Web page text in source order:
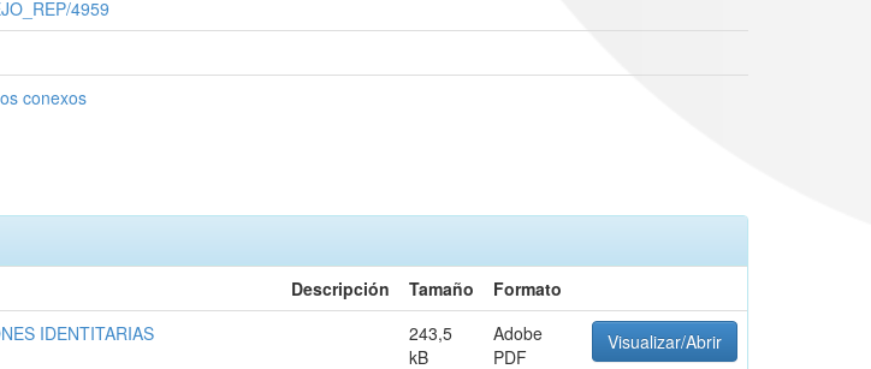
4959
conexos
Descripción Tamaño
Formato
IDENTITARIAS
243,5
kB
Adobe
PDF
Visualizar/Abrir